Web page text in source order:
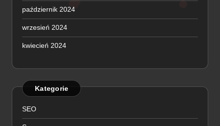
październik 2024
wrzesień 2024
kwiecień 2024
Kategorie
SEO